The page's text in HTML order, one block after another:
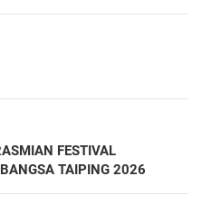
FESTIVAL
TAIPING 2026